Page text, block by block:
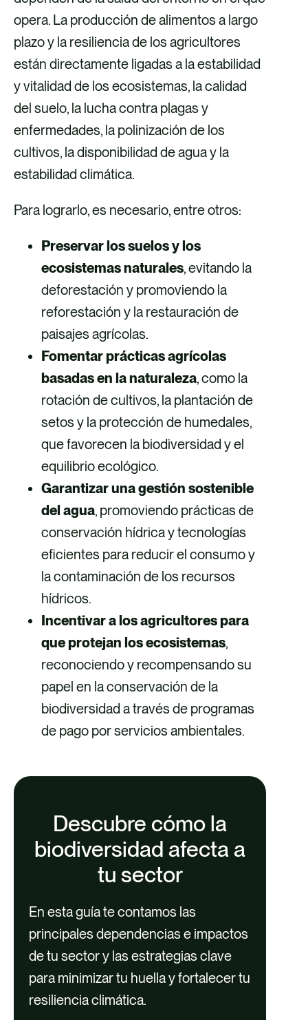
opera. La producción de alimentos a largo
plazo y la resiliencia de los agricultores
están directamente ligadas a la estabilidad
y vitalidad de los ecosistemas, la calidad
del suelo, la lucha contra plagas y
enfermedades, la polinización de los
cultivos, la disponibilidad de agua y la
estabilidad climática.
Para lograrlo, es necesario, entre otros:
Preservar los suelos y los
ecosistemas naturales, evitando la
deforestación y promoviendo la
reforestación y la restauración de
paisajes agrícolas.
Fomentar prácticas agrícolas
basadas en la naturaleza, como la
rotación de cultivos, la plantación de
setos y la protección de humedales,
que favorecen la biodiversidad y el
equilibrio ecológico.
Garantizar una gestión sostenible
del agua, promoviendo prácticas de
conservación hídrica y tecnologías
eficientes para reducir el consumo y
la contaminación de los recursos
hídricos.
Incentivar a los agricultores para
que protejan los ecosistemas,
reconociendo y recompensando su
papel en la conservación de la
biodiversidad a través de programas
de pago por servicios ambientales.
Descubre cómo la
biodiversidad afecta a
tu sector
En esta guía te contamos las
principales dependencias e impactos
de tu sector y las estrategias clave
para minimizar tu huella y fortalecer tu
resiliencia climática.